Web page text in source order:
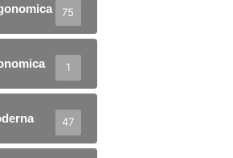
75
1
47